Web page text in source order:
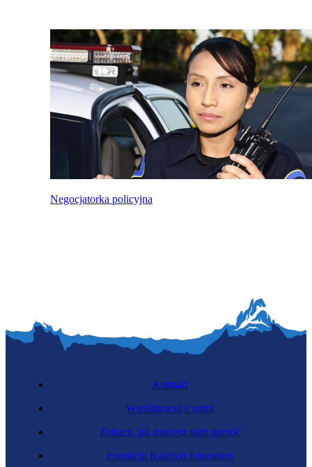
Negocjatorka policyjna
Kontakt
Współpracuj z nami
Zobacz, jak możesz nam pomóc
Fundacja Katalyst Education